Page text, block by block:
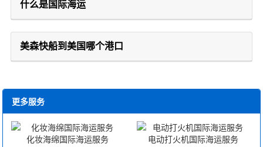
什么是国际海运
美森快船到美国哪个港口
更多服务
化妆海绵国际海运服务 电动打火机国际海运服务